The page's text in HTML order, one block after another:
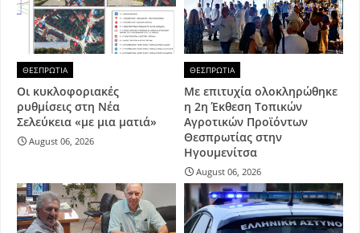
ΘΕΣΠΡΩΤΙΑ
Οι κυκλοφοριακές
ρυθμίσεις στη Νέα
Σελεύκεια «με μια ματιά»
August 06, 2026
ΘΕΣΠΡΩΤΙΑ
Με επιτυχία ολοκληρώθηκε
η 2η Έκθεση Τοπικών
Αγροτικών Προϊόντων
Θεσπρωτίας στην
Ηγουμενίτσα
August 06, 2026